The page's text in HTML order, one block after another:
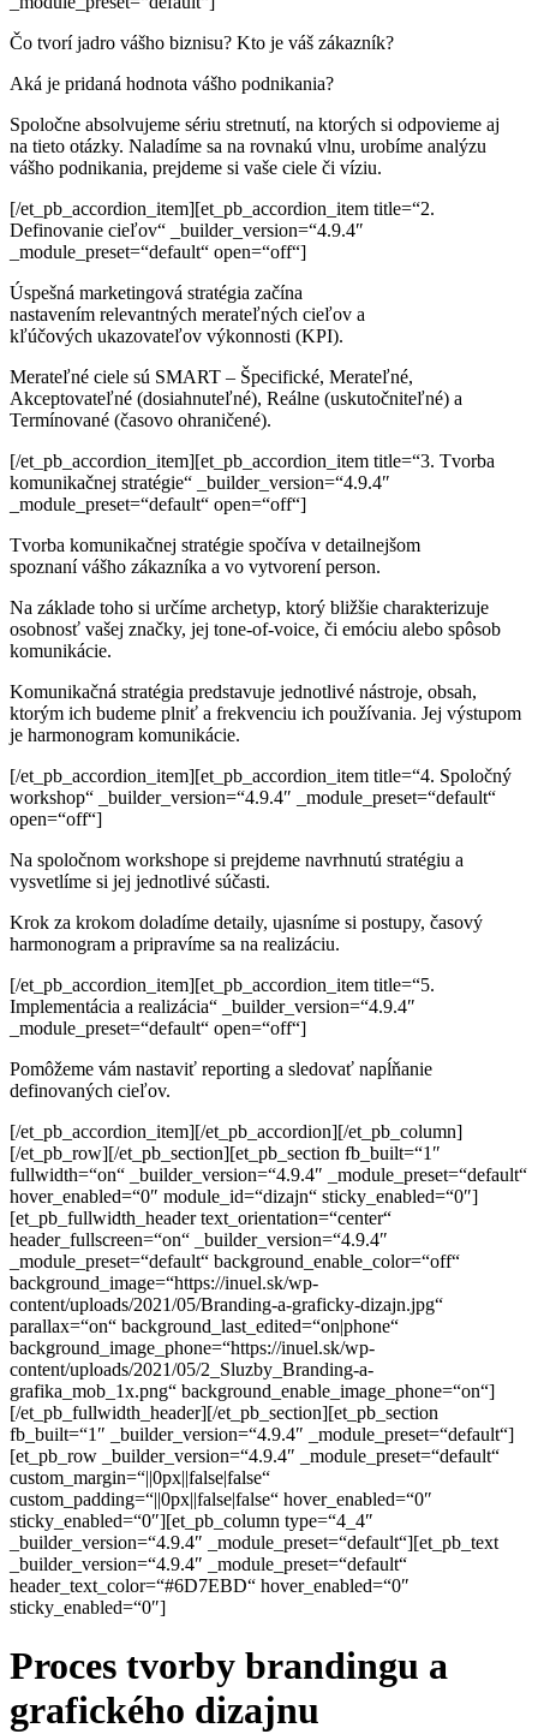
Čo tvorí jadro vášho biznisu? Kto je váš zákazník?
Aká je pridaná hodnota vášho podnikania?
Spoločne absolvujeme sériu stretnutí, na ktorých si odpovieme aj
na tieto otázky. Naladíme sa na rovnakú vlnu, urobíme analýzu
vášho podnikania, prejdeme si vaše ciele či víziu.
[/et_pb_accordion_item][et_pb_accordion_item title=“2.
Definovanie cieľov“ _builder_version=“4.9.4″
_module_preset=“default“ open=“off“]
Úspešná marketingová stratégia začína
nastavením relevantných merateľných cieľov a
kľúčových ukazovateľov výkonnosti (KPI).
Merateľné ciele sú SMART – Špecifické, Merateľné,
Akceptovateľné (dosiahnuteľné), Reálne (uskutočniteľné) a
Termínované (časovo ohraničené).
[/et_pb_accordion_item][et_pb_accordion_item title=“3. Tvorba
komunikačnej stratégie“ _builder_version=“4.9.4″
_module_preset=“default“ open=“off“]
Tvorba komunikačnej stratégie spočíva v detailnejšom
spoznanívášho zákazníka a vo vytvorení person.
Na základe toho si určíme archetyp, ktorý bližšie charakterizuje
osobnosť vašej značky, jej tone-of-voice, či emóciu alebo spôsob
komunikácie.
Komunikačná stratégia predstavuje jednotlivé nástroje, obsah,
ktorým ich budeme plniť a frekvenciu ich používania. Jej výstupom
je harmonogram komunikácie.
[/et_pb_accordion_item][et_pb_accordion_item title=“4. Spoločný
workshop“ _builder_version=“4.9.4″ _module_preset=“default“
open=“off“]
Na spoločnom workshope si prejdeme navrhnutú stratégiu a
vysvetlíme si jej jednotlivé súčasti.
Krok za krokom doladíme detaily, ujasníme si postupy, časový
harmonogram a pripravíme sa na realizáciu.
[/et_pb_accordion_item][et_pb_accordion_item title=“5.
Implementácia a realizácia“ _builder_version=“4.9.4″
_module_preset=“default“ open=“off“]
Pomôžeme vám nastaviť reporting a sledovať napĺňanie
definovaných cieľov.
[/et_pb_accordion_item][/et_pb_accordion][/et_pb_column]
[/et_pb_row][/et_pb_section][et_pb_section fb_built=“1″
fullwidth=“on“ _builder_version=“4.9.4″ _module_preset=“default“
hover_enabled=“0″ module_id=“dizajn“ sticky_enabled=“0″]
[et_pb_fullwidth_header text_orientation=“center“
header_fullscreen=“on“ _builder_version=“4.9.4″
_module_preset=“default“ background_enable_color=“off“
background_image=“https://inuel.sk/wp-
content/uploads/2021/05/Branding-a-graficky-dizajn.jpg“
parallax=“on“ background_last_edited=“on|phone“
background_image_phone=“https://inuel.sk/wp-
content/uploads/2021/05/2_Sluzby_Branding-a-
grafika_mob_1x.png“ background_enable_image_phone=“on“]
[/et_pb_fullwidth_header][/et_pb_section][et_pb_section
fb_built=“1″ _builder_version=“4.9.4″ _module_preset=“default“]
[et_pb_row _builder_version=“4.9.4″ _module_preset=“default“
custom_margin=“||0px||false|false“
custom_padding=“||0px||false|false“ hover_enabled=“0″
sticky_enabled=“0″][et_pb_column type=“4_4″
_builder_version=“4.9.4″ _module_preset=“default“][et_pb_text
_builder_version=“4.9.4″ _module_preset=“default“
header_text_color=“#6D7EBD“ hover_enabled=“0″
sticky_enabled=“0″]
Proces tvorby brandingu a
grafického dizajnu